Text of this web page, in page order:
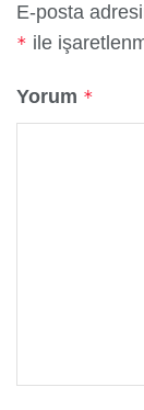
E-posta
* ile
Yorum *